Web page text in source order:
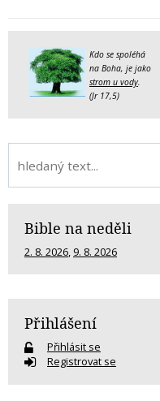
Kdo se spoléhá
na Boha, je jako
strom u vody.
(Jr 17,5)
Bible na neděli
2. 8. 2026, 9. 8. 2026
Přihlášení
Přihlásit se
Registrovat se